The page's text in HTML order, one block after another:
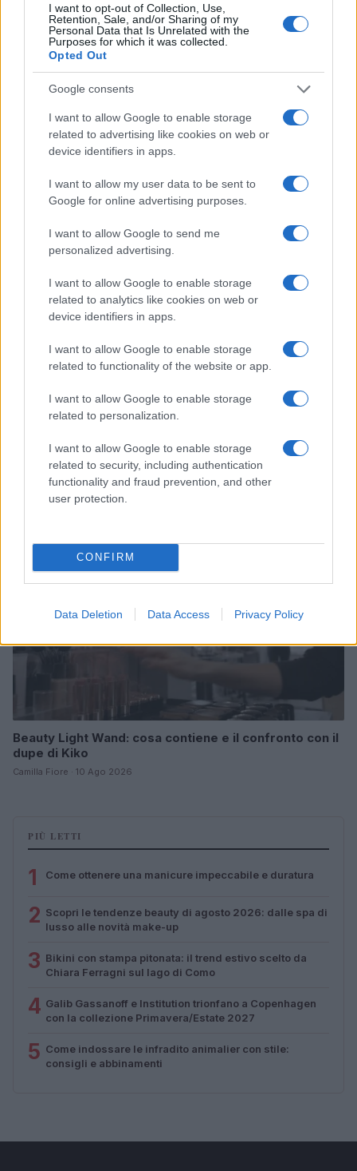
I want to opt-out of Collection, Use,
Retention, Sale, and/or Sharing of my
Personal Data that Is Unrelated with the
Purposes for which it was collected.
Opted Out
Google consents
I want to allow Google to enable storage
related to advertising like cookies on web or
device identifiers in apps.
I want to allow my user data to be sent to
Google for online advertising purposes.
I want to allow Google to send me
personalized advertising.
I want to allow Google to enable storage
related to analytics like cookies on web or
device identifiers in apps.
I want to allow Google to enable storage
related to functionality of the website or app.
I want to allow Google to enable storage
related to personalization.
I want to allow Google to enable storage
related to security, including authentication
functionality and fraud prevention, and other
user protection.
CONFIRM
Data Deletion Data Access Privacy Policy
Makeup timeless effetto diva: base luminosa step-by-
Camilla Fiore · 10 Ago 2026
Il bikini effetto velluto di Hailey Bieber: il trend estivo
che tutti vogliono
Matteo Pellegrino · 10 Ago 2026
Beauty Light Wand: cosa contiene e il confronto con il
dupe di Kiko
Camilla Fiore · 10 Ago 2026
PIÙ LETTI
1 Come ottenere una manicure impeccabile e duratura
2 Scopri le tendenze beauty di agosto 2026: dalle spa di
lusso alle novità make-up
3 Bikini con stampa pitonata: il trend estivo scelto da
Chiara Ferragni sul lago di Como
4 Galib Gassanoff e Institution trionfano a Copenhagen
con la collezione Primavera/Estate 2027
5 Come indossare le infradito animalier con stile:
consigli e abbinamenti